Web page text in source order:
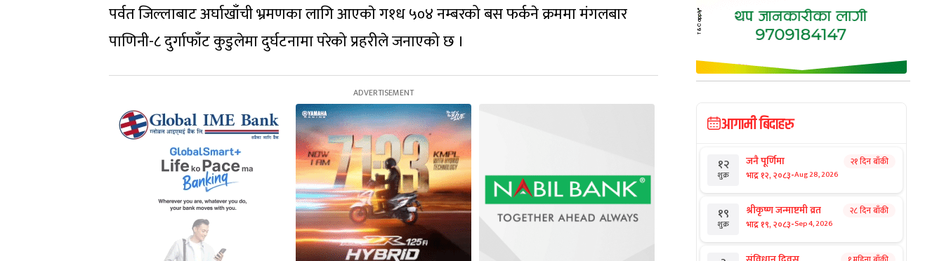
पर्वत जिल्लाबाट अर्घाखाँची भ्रमणका लागि आएकाे ग१ध ५०४ नम्बरको बस फर्कने क्रममा मंगलबार
पाणिनी-८ दुर्गाफाँट कुडुलेमा दुर्घटनामा परेको प्रहरीले जनाएको छ ।
आगामी बिदाहरु
१२
शुक्र
जनै पूर्णिमा
भाद्र १२, २०८३-Aug 28, 2026
२१ दिन बाँकी
१९
शुक्र
श्रीकृष्ण जन्माष्टमी व्रत
भाद्र १९, २०८३-Sep 4, 2026
२८ दिन बाँकी